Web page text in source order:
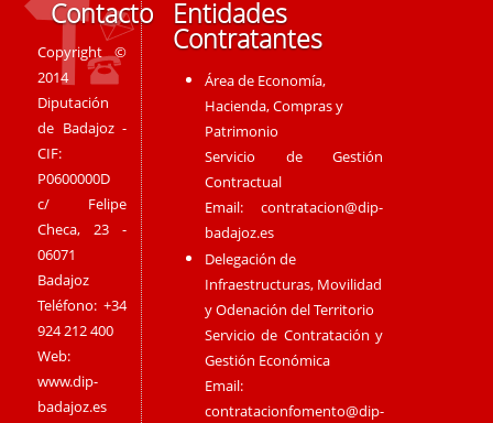
Contacto
Copyright ©
2014
Diputación
de Badajoz -
CIF:
P0600000D
c/ Felipe
Checa, 23 -
06071
Badajoz
Teléfono: +34
924 212 400
Web:
www.dip-
badajoz.es
Entidades
Contratantes
Área de Economía,
Hacienda, Compras y
Patrimonio
Servicio de Gestión
Contractual
Email:contratacion@dip-
badajoz.es
Delegación de
Infraestructuras, Movilidad
y Odenación del Territorio
Servicio de Contratación y
Gestión Económica
Email:
contratacionfomento@dip-